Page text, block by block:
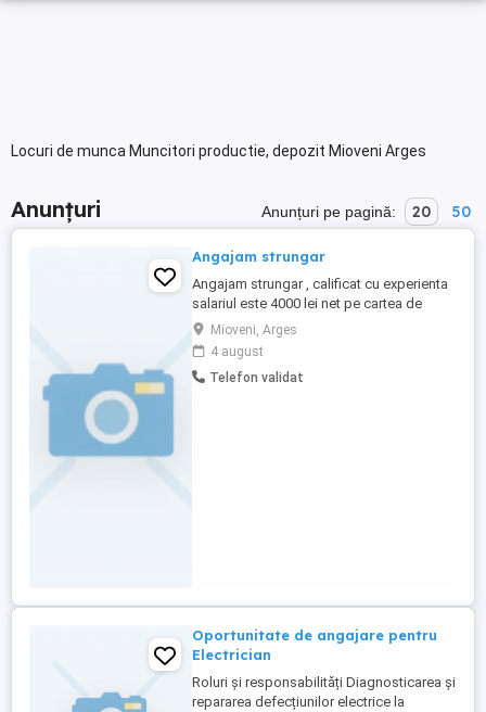
Locuri de munca Muncitori productie, depozit Mioveni Arges
Anunțuri Anunțuri pe pagină: 20 50
Angajam strungar
Angajam strungar , calificat cu experienta
salariul este 4000 lei net pe cartea de
munca. Program de lucru de la 7 la 15.00
numai schimbul 1. nu se lucreaza alt
schimb. Atelierul in Colibasi langa uzina
DACIA.
Mioveni, Arges
4 august
Telefon validat
Oportunitate de angajare pentru
Electrician
Roluri și responsabilități Diagnosticarea și
repararea defecțiunilor electrice la